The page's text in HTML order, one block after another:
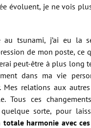
évoluent, je ne vois
tsunami, j’ai eu la
de mon poste, ce
peut-être à plus long
dans ma vie
relations aux
Tous ces
sorte, pour
totale harmonie avec